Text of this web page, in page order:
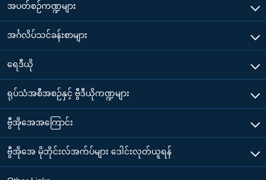
အပတ်စဉ်ကဏ္ဍများ
အင်္ဂလိပ်သင်ခန်းစာများ
ရေဒီယို
ရုပ်သံအစီအစဉ်နှင့် ဗွီဒီယိုကဏ္ဍများ
ဗွီအိုအေအကြောင်း
ဗွီအိုအေ မိုဘိုင်းလ်အက်ပ်များ ဒေါင်းလုတ်ယူရန်